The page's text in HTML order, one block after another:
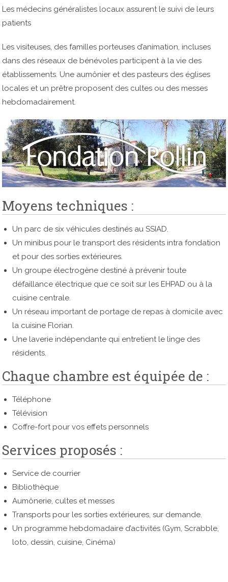
Les médecins généralistes locaux assurent le suivi de leurs
patients
Les visiteuses, des familles porteuses d’animation, incluses
dans des réseaux de bénévoles participent à la vie des
établissements. Une aumônier et des pasteurs des églises
locales et un prêtre proposent des cultes ou des messes
hebdomadairement.
Moyens techniques :
Un parc de six véhicules destinés au SSIAD.
Un minibus pour le transport des résidents intra fondation
et pour des sorties extérieures.
Un groupe électrogène destiné à prévenir toute
défaillance électrique que ce soit sur les EHPAD ou à la
cuisine centrale.
Un réseau important de portage de repas à domicile avec
la cuisine Florian.
Une laverie indépendante qui entretient le linge des
résidents.
Chaque chambre est équipée de :
Téléphone
Télévision
Coffre-fort pour vos effets personnels
Services proposés :
Service de courrier
Bibliothèque
Aumônerie, cultes et messes
Transports pour les sorties extérieures, sur demande.
Un programme hebdomadaire d’activités (Gym, Scrabble,
loto, dessin, cuisine, Cinéma)